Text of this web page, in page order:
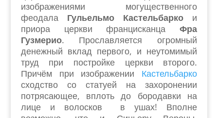
изображениями могущественного
феодала Гульельмо Кастельбарко и
приора церкви францисканцаФра
Гузмерио. Прославляется огромный
денежный вклад первого, и неутомимый
труд при постройке церкви второго.
Причём при изображении Кастельбарко
сходство со статуей на захоронении
потрясающее, вплоть до бородавки на
лице и волосков в ушах! Вполне